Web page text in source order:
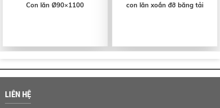
Con lăn Ø90×1100 con lăn xoắn đỡ băng tải
LIÊN HỆ